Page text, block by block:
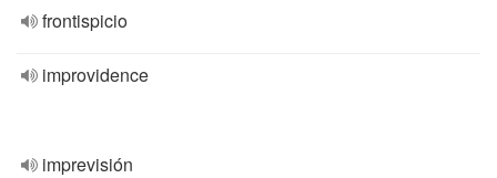
frontispicio
improvidence
imprevisión